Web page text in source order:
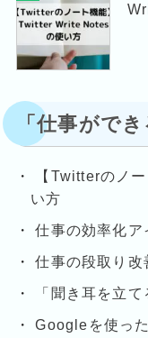
「仕事がで
【Twitterのノ
い方
仕事の効率化ア
仕事の段取り改
「聞き耳を立
Googleを使っ